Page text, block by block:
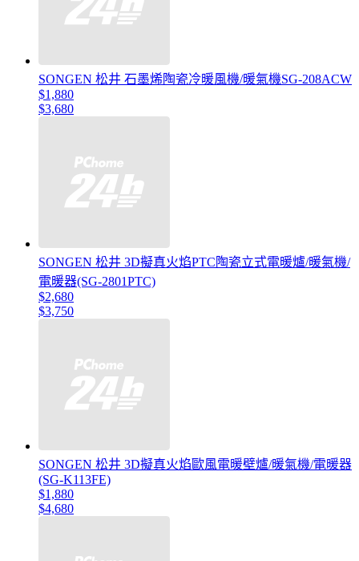
SONGEN 松井 石墨烯陶瓷冷暖風機/暖氣機SG-208ACW
$1,880
$3,680
SONGEN 松井 3D擬真火焰PTC陶瓷立式電暖爐/暖氣機/
電暖器(SG-2801PTC)
$2,680
$3,750
SONGEN 松井 3D擬真火焰歐風電暖壁爐/暖氣機/電暖器
(SG-K113FE)
$1,880
$4,680